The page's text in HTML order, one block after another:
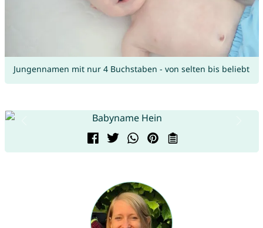
Jungennamen mit nur 4 Buchstaben - von selten bis beliebt